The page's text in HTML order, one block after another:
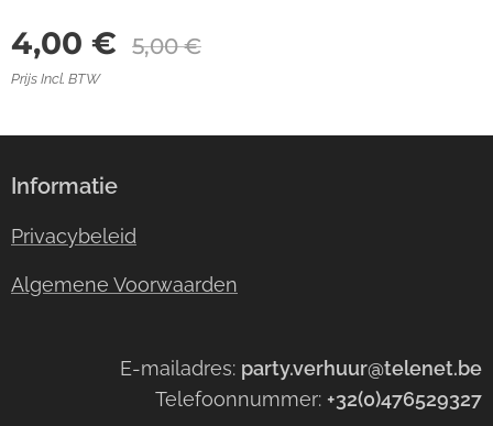
4,00 € 5,00€
Prijs Incl. BTW
Informatie
Privacybeleid
Algemene Voorwaarden
E-mailadres: party.verhuur@telenet.be
Telefoonnummer: +32(0)476529327